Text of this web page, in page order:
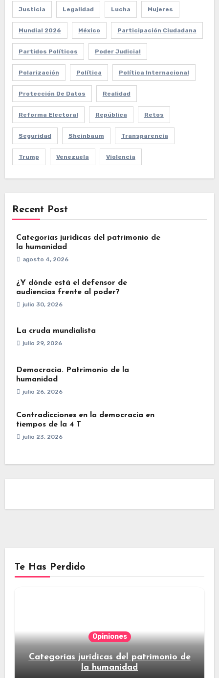
Justicia Legalidad Lucha Mujeres
Mundial 2026 México Participación Ciudadana
Partidos Políticos Poder Judicial
Polarización Política Política Internacional
Protección De Datos Realidad
Reforma Electoral República Retos
Seguridad Sheinbaum Transparencia
Trump Venezuela Violencia
Recent Post
Categorías jurídicas del patrimonio de
la humanidad
agosto 4, 2026
¿Y dónde está el defensor de
audiencias frente al poder?
julio 30, 2026
La cruda mundialista
julio 29, 2026
Democracia. Patrimonio de la
humanidad
julio 26, 2026
Contradicciones en la democracia en
tiempos de la 4 T
julio 23, 2026
Te Has Perdido
Opiniones
Categorías jurídicas del patrimonio de
la humanidad